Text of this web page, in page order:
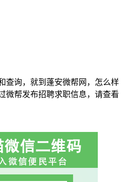
查询，就到蓬安微帮网，怎么样
微帮发布招聘求职信息，请查看